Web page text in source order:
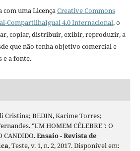
com uma LicençaCreative Commons
CompartilhaIgual 4.0 Internacional, o
copiar, distribuir, exibir, reproduzir, a
que não tenha objetivo comercial e
e a fonte.
Cristina; BEDIN, Karime Torres;
"UM HOMEM CÉLEBRE": O
CANDIDO.Ensaio - Revista de
, Teste, v. 1, n. 2, 2017. Disponível em: